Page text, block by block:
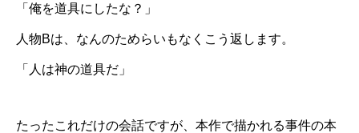
「俺を道具にしたな？」
人物Bは、なんのためらいもなくこう返します。
「人は神の道具だ」
たったこれだけの会話ですが、本作で描かれる事件の本